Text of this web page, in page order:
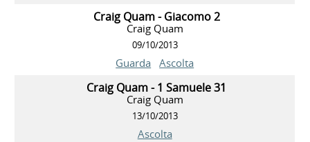
Craig Quam - Giacomo 2
Craig Quam
09/10/2013
Guarda Ascolta
Craig Quam - 1 Samuele 31
Craig Quam
13/10/2013
Ascolta